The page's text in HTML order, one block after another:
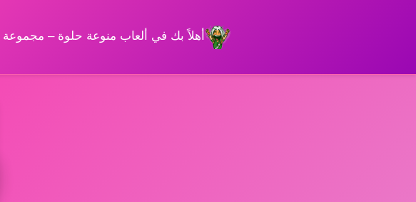
أهلاً بك في ألعاب منوعة حلوة –